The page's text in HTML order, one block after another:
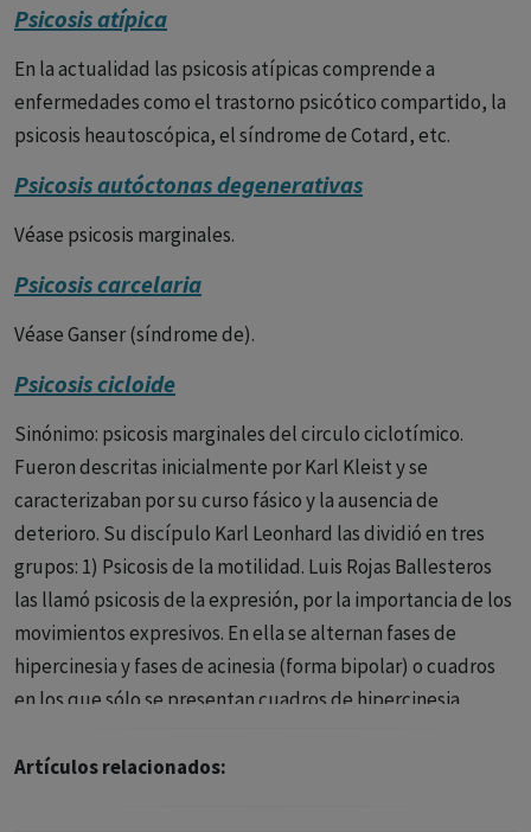
trastornos del estado de ánimo, esquizofrenia y trastornos
Síntomas principales
reales pero son creadas por la mente, como oír voces, ver
cosas que otros no ven, o sentir sensaciones en la piel sin
la evidencia contraria, como pensar que uno tiene poderes
especiales o está siendo perseguido.
Pensamiento desorganizado: Dificultad para organizar
los pensamientos, lo que puede resultar en un habla
incoherente o difícil de seguir.
Comportamiento desorganizado o catatónico:
Comportamiento que no es adecuado para la situación,
que puede ser agitado sin propósito o inmóvil y sin
respuesta.
Causas
factores, incluyendo genética, trauma, consumo de
Psicosis atípica
En la actualidad las psicosis atípicas comprende a
enfermedades como el trastorno psicótico compartido, la
psicosis heautoscópica, el síndrome de Cotard, etc.
Psicosis autóctonas degenerativas
Véase psicosis marginales.
Psicosis carcelaria
Véase Ganser (síndrome de).
Psicosis cicloide
Sinónimo: psicosis marginales del circulo ciclotímico.
Fueron descritas inicialmente por Karl Kleist y se
caracterizaban por su curso fásico y la ausencia de
deterioro. Su discípulo Karl Leonhard las dividió en tres
grupos: 1) Psicosis de la motilidad. Luis Rojas Ballesteros
las llamó psicosis de la expresión, por la importancia de los
movimientos expresivos. En ella se alternan fases de
hipercinesia y fases de acinesia (forma bipolar) o cuadros
en los que sólo se presentan cuadros de hipercinesia
angustia predomina ésta junto con ideas delirantes
Artículos relacionados: